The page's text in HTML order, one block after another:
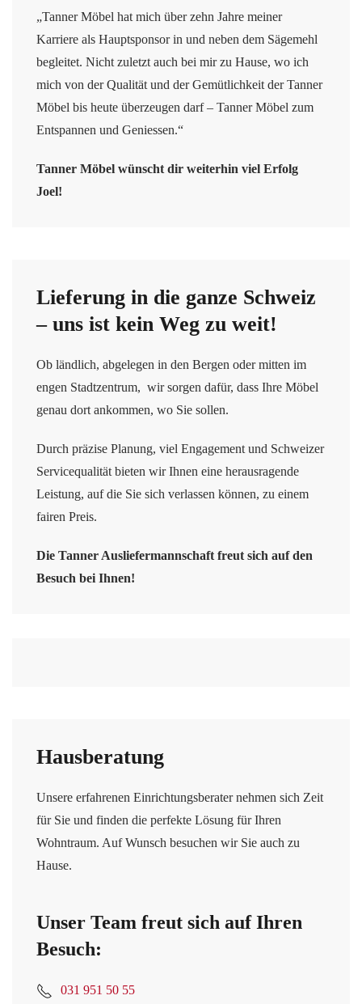
„Tanner Möbel hat mich über zehn Jahre meiner
Karriere als Hauptsponsor in und neben dem Sägemehl
begleitet. Nicht zuletzt auch bei mir zu Hause, wo ich
mich von der Qualität und der Gemütlichkeit der Tanner
Möbel bis heute überzeugen darf – Tanner Möbel zum
Entspannen und Geniessen.“
Tanner Möbel wünscht dir weiterhin viel Erfolg
Joel!
Lieferung in die ganze Schweiz
– uns ist kein Weg zu weit!
Ob ländlich, abgelegen in den Bergen oder mitten im
engen Stadtzentrum, wir sorgen dafür, dass Ihre Möbel
genau dort ankommen, wo Sie sollen.
Durch präzise Planung, viel Engagement und Schweizer
Servicequalität bieten wir Ihnen eine herausragende
Leistung, auf die Sie sich verlassen können, zu einem
fairen Preis.
Die Tanner Ausliefermannschaft freut sich auf den
Besuch bei Ihnen!
Hausberatung
Unsere erfahrenen Einrichtungsberater nehmen sich Zeit
für Sie und finden die perfekte Lösung für Ihren
Wohntraum. Auf Wunsch besuchen wir Sie auch zu
Hause.
Unser Team freut sich auf Ihren
Besuch:
031 951 50 55